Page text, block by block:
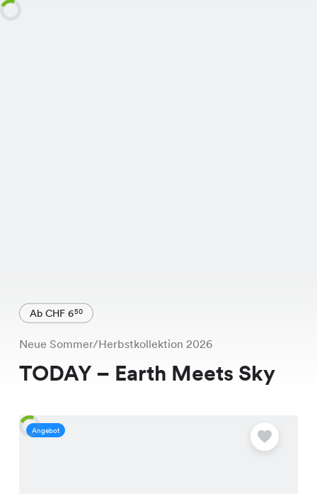
Ab CHF 650
Neue Sommer/Herbstkollektion 2026
TODAY – Earth Meets Sky
Angebot